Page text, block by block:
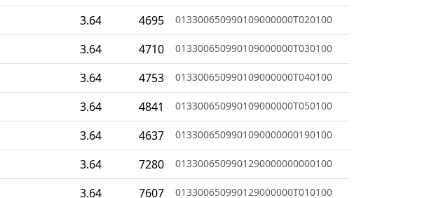
3.64 4695 013300650990109000000T020100
3.64 4710 013300650990109000000T030100
3.64 4753 013300650990109000000T040100
3.64 4841 013300650990109000000T050100
3.64 4637 0133006509901090000000190100
3.64 7280 0133006509901290000000000100
3.64 7607 013300650990129000000T010100